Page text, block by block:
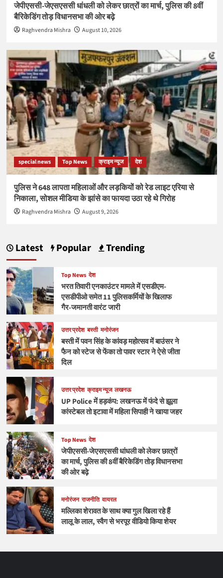
जेपीएससी-जेएसएससी धांधली को लेकर छात्रों का मार्च, पुलिस की 8वीं
बैरिकेडिंग तोड़ विधानसभा की ओर बढ़े
Raghvendra Mishra August 10, 2026
special news Top News क्राइम न्यूज देश
पुलिस ने 648 लापता महिलाओं और लड़कियों को रेड लाइट एरिया से
निकाला, सोशल मीडिया के झांसे का फायदा उठा रहे थे गिरोह
Raghvendra Mishra August 9, 2026
Latest Popular Trending
Top News देश
भरत तिवारी एनकाउंटर मामले में एसडीएम-
एसडीपीओ समेत 11 पुलिसकर्मियों के खिलाफ
गैर-जमानती वारंट जारी
उत्तर प्रदेश बस्ती मनोरंजन
बस्ती में पवन सिंह के कांवड़ महोत्सव में बाउंसर ने
फैन को स्टेज से फेंका तो पावर स्टार ने ऐसे जीता
दिल
उत्तर प्रदेश क्राइम न्यूज लखनऊ
UP Police में हड़कंप: लखनऊ में फंदे से झूला
कांस्टेबल तो इटावा में महिला सिपाही ने खाया जहर
Top News देश
जेपीएससी-जेएसएससी धांधली को लेकर छात्रों
का मार्च, पुलिस की 8वीं बैरिकेडिंग तोड़ विधानसभा
की ओर बढ़े
मनोरंजन राजनीति वायरल
मल्लिका शेरावत के साथ क्या गुल खिला रहे हैं
लालू के लाल, स्वैग से भरपूर वीडियो किया शेयर